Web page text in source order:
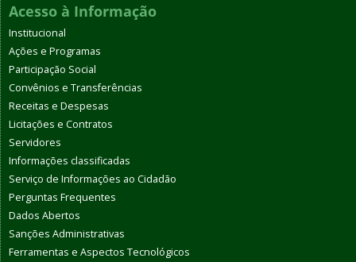
Acesso à Informação
Institucional
Ações e Programas
Participação Social
Convênios e Transferências
Receitas e Despesas
Licitações e Contratos
Servidores
Informações classificadas
Serviço de Informações ao Cidadão
Perguntas Frequentes
Dados Abertos
Sanções Administrativas
Ferramentas e Aspectos Tecnológicos